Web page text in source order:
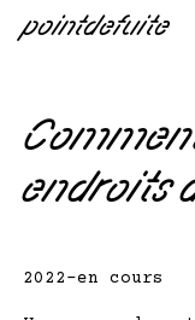
topointdefuite
Commandes
Liste des
Carte des
Questions-
endroits
2022-en cours